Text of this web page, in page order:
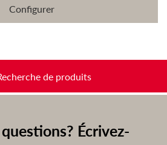
Configurer
de produits
Écrivez-